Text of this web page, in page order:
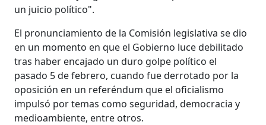
un juicio político".
El pronunciamiento de la Comisión legislativa se dio
en un momento en que el Gobierno luce debilitado
tras haber encajado un duro golpe político el
pasado 5 de febrero, cuando fue derrotado por la
oposición en un referéndum que el oficialismo
impulsó por temas como seguridad, democracia y
medioambiente, entre otros.